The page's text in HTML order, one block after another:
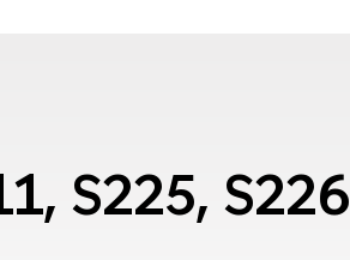
S225, S226